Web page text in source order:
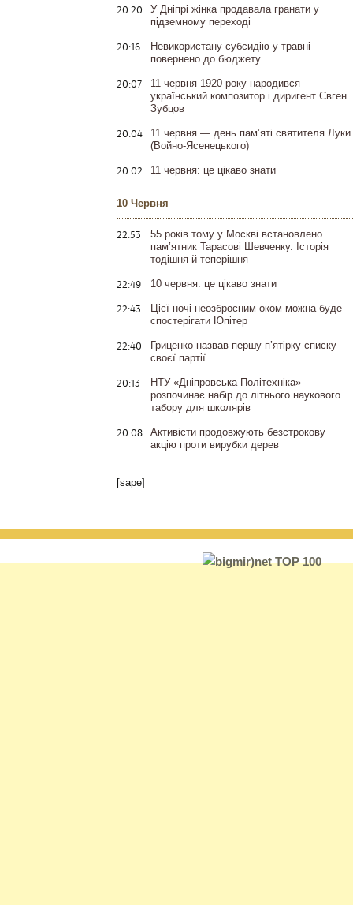
20:20
У Дніпрі жінка продавала гранати у
підземному переході
20:16
Невикористану субсидію у травні
повернено до бюджету
20:07
11 червня 1920 року народився
український композитор і диригент Євген
Зубцов
20:04
11 червня — день пам’яті святителя Луки
(Войно-Ясенецького)
20:02 11 червня: це цікаво знати
10 Червня
22:53
55 років тому у Москві встановлено
пам’ятник Тарасові Шевченку. Історія
тодішня й теперішня
22:49 10 червня: це цікаво знати
22:43
Цієї ночі неозброєним оком можна буде
спостерігати Юпітер
22:40
Гриценко назвав першу п’ятірку списку
своєї партії
20:13
НТУ «Дніпровська Політехніка»
розпочинає набір до літнього наукового
табору для школярів
20:08
Активісти продовжують безстрокову
акцію проти вирубки дерев
[sape]